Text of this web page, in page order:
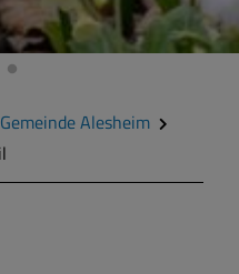
Gemeinde Alesheim